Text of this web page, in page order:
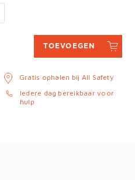
TOEVOEGEN
Gratis ophalen bij All Safety
Iedere dag bereikbaar voor
hulp